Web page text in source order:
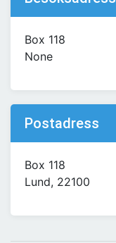
Box 118
None
Postadress
Box 118
Lund, 22100